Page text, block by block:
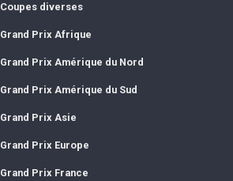
Coupes diverses
Grand Prix Afrique
Grand Prix Amérique du Nord
Grand Prix Amérique du Sud
Grand Prix Asie
Grand Prix Europe
Grand Prix France